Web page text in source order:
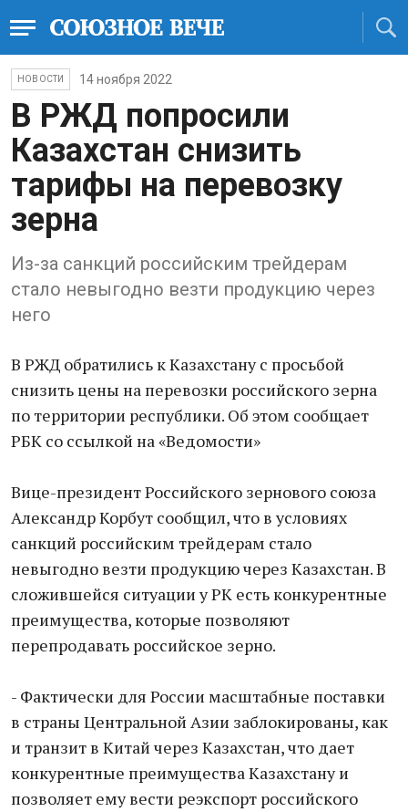
НОВОСТИ 14 ноября 2022
В РЖД попросили
Казахстан снизить
тарифы на перевозку
зерна
Из-за санкций российским трейдерам
стало невыгодно везти продукцию через
него
В РЖД обратились к Казахстану с просьбой
снизить цены на перевозки российского зерна
по территории республики. Об этом сообщает
РБК со ссылкой на «Ведомости»
Вице-президент Российского зернового союза
Александр Корбут сообщил, что в условиях
санкций российским трейдерам стало
невыгодно везти продукцию через Казахстан. В
сложившейся ситуации у РК есть конкурентные
преимущества, которые позволяют
перепродавать российское зерно.
- Фактически для России масштабные поставки
в страны Центральной Азии заблокированы, как
и транзит в Китай через Казахстан, что дает
конкурентные преимущества Казахстану и
позволяет ему вести реэкспорт российского